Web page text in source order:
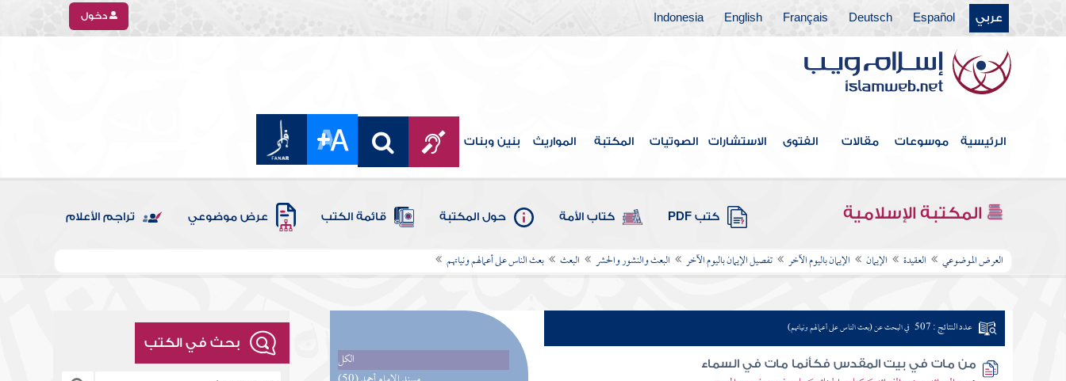
عربي Español
Deutsch
Français
English
Indonesia دخول
الرئيسية موسوعات مقالات الفتوى الاستشارات الصوتيات المكتبة المواريث بنين وبنات
المكتبة الإسلامية كتب PDF كتاب الأمة حول المكتبة قائمة الكتب عرض موضوعي تراجم الأعلام
العرض الموضوعي العقيدة الإيمان الإيمان باليوم الآخر تفصيل الإيمان باليوم الآخر البعث والنشور والحشر البعث بعث الناس على أعمالهم ونياتهم
الكل
عدد النتائج : 507 في البحث عن (بعث الناس على أعمالهم ونياتهم)
من مات في بيت المقدس فكأنما مات في السماء
بحث في الكتب